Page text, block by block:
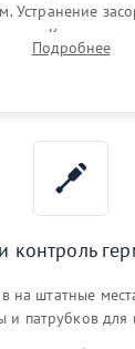
Устранение
Подробнее
контроль
на штатные
и патрубков для
хомутов